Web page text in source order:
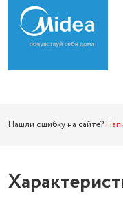
Нашли ошибку на сайте?